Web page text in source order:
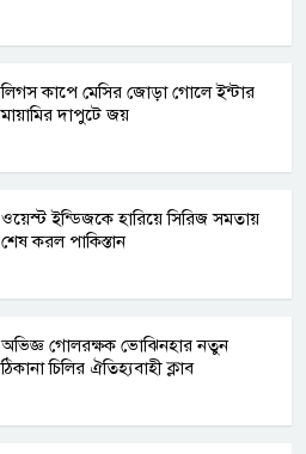
লিগস কাপে মেসির জোড়া গোলে ইন্টার
মায়ামির দাপুটে জয়
ওয়েস্ট ইন্ডিজকে হারিয়ে সিরিজ সমতায়
শেষ করল পাকিস্তান
অভিজ্ঞ গোলরক্ষক ভোঝিনহার নতুন
ঠিকানা চিলির ঐতিহ্যবাহী ক্লাব